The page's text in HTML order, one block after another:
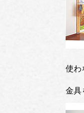
使わ
金具